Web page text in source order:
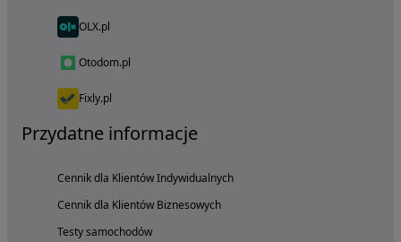
OLX.pl
Otodom.pl
Fixly.pl
Przydatne informacje
Cennik dla Klientów Indywidualnych
Cennik dla Klientów Biznesowych
Testy samochodów